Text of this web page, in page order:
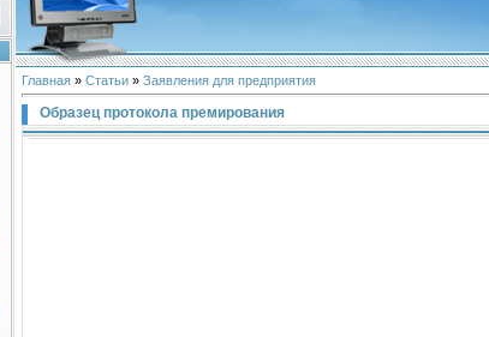
Главная » Статьи » Заявления для предприятия
Образец протокола премирования